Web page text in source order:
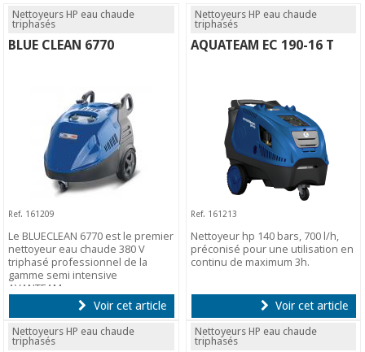
Nettoyeurs HP eau chaude
triphasés
BLUE CLEAN 6770
Ref. 161209
Le BLUECLEAN 6770 est le premier
nettoyeur eau chaude 380 V
triphasé professionnel de la
gamme semi intensive
AVANTEAM.
Voir cet article
Nettoyeurs HP eau chaude
triphasés
AQUATEAM EC 190-16 T
Ref. 161213
Nettoyeur hp 140 bars, 700 l/h,
préconisé pour une utilisation en
continu de maximum 3h.
Voir cet article
Nettoyeurs HP eau chaude
triphasés
Nettoyeurs HP eau chaude
triphasés